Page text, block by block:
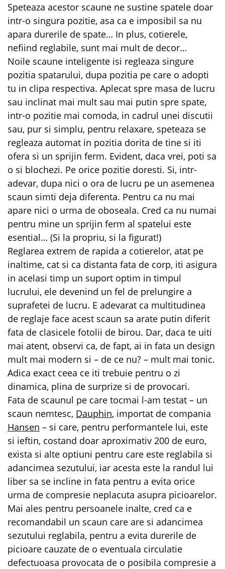
Speteaza acestor scaune ne sustine spatele doar
intr-o singura pozitie, asa ca e imposibil sa nu
apara durerile de spate… In plus, cotierele,
nefiind reglabile, sunt mai mult de decor…
Noile scaune inteligente isi regleaza singure
pozitia spatarului, dupa pozitia pe care o adopti
tu in clipa respectiva. Aplecat spre masa de lucru
sau inclinat mai mult sau mai putin spre spate,
intr-o pozitie mai comoda, in cadrul unei discutii
sau, pur si simplu, pentru relaxare, speteaza se
regleaza automat in pozitia dorita de tine si iti
ofera si un sprijin ferm. Evident, daca vrei, poti sa
o si blochezi. Pe orice pozitie doresti. Si, intr-
adevar, dupa nici o ora de lucru pe un asemenea
scaun simti deja diferenta. Pentru ca nu mai
apare nici o urma de oboseala. Cred ca nu numai
pentru mine un sprijin ferm al spatelui este
esential… (Si la propriu, si la figurat!)
Reglarea extrem de rapida a cotierelor, atat pe
inaltime, cat si ca distanta fata de corp, iti asigura
in acelasi timp un suport optim in timpul
lucrului, ele devenind un fel de prelungire a
suprafetei de lucru. E adevarat ca multitudinea
de reglaje face acest scaun sa arate putin diferit
fata de clasicele fotolii de birou. Dar, daca te uiti
mai atent, observi ca, de fapt, ai in fata un design
mult mai modern si – de ce nu? – mult mai tonic.
Adica exact ceea ce iti trebuie pentru o zi
dinamica, plina de surprize si de provocari.
Fata de scaunul pe care tocmai l-am testat – un
scaun nemtesc, Dauphin, importat de compania
Hansen – si care, pentru performantele lui, este
si ieftin, costand doar aproximativ 200 de euro,
exista si alte optiuni pentru care este reglabila si
adancimea sezutului, iar acesta este la randul lui
liber sa se incline in fata pentru a evita orice
urma de compresie neplacuta asupra picioarelor.
Mai ales pentru persoanele inalte, cred ca e
recomandabil un scaun care are si adancimea
sezutului reglabila, pentru a evita durerile de
picioare cauzate de o eventuala circulatie
defectuoasa provocata de o posibila compresie a